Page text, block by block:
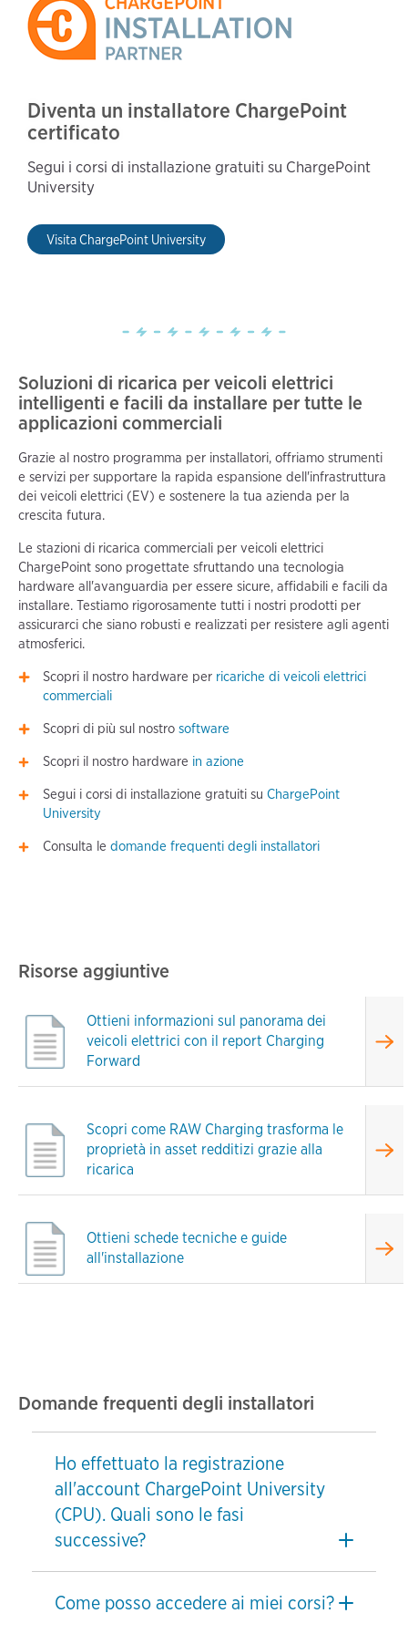
Diventa un installatore ChargePoint
certificato
Segui i corsi di installazione gratuiti su ChargePoint
University
Visita ChargePoint University
Soluzioni di ricarica per veicoli elettrici
intelligenti e facili da installare per tutte le
applicazioni commerciali
Grazie al nostro programma per installatori, offriamo strumenti
e servizi per supportare la rapida espansione dell'infrastruttura
dei veicoli elettrici (EV) e sostenere la tua azienda per la
crescita futura.
Le stazioni di ricarica commerciali per veicoli elettrici
ChargePoint sono progettate sfruttando una tecnologia
hardware all'avanguardia per essere sicure, affidabili e facili da
installare. Testiamo rigorosamente tutti i nostri prodotti per
assicurarci che siano robusti e realizzati per resistere agli agenti
atmosferici.
Scopri il nostro hardware per ricariche di veicoli elettrici
commerciali
Scopri di più sul nostrosoftware
Scopri il nostro hardware in azione
Segui i corsi di installazione gratuiti suChargePoint
University
Consulta ledomande frequenti degli installatori
Risorse aggiuntive
Ottieni informazioni sul panorama dei
veicoli elettrici con il report Charging
Forward
Scopri come RAW Charging trasforma le
proprietà in asset redditizi grazie alla
ricarica
Ottieni schede tecniche e guide
all'installazione
Domande frequenti degli installatori
Ho effettuato la registrazione
all'account ChargePoint University
(CPU). Quali sono le fasi
successive?
Come posso accedere ai miei corsi?